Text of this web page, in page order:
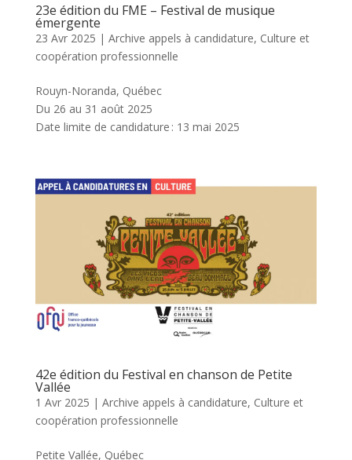
23e édition du FME – Festival de musique
émergente
23 Avr 2025 | Archive appels à candidature, Culture et
coopération professionnelle
Rouyn-Noranda, Québec
Du 26 au 31 août 2025
Date limite de candidature : 13 mai 2025
42e édition du Festival en chanson de Petite
Vallée
1 Avr 2025 | Archive appels à candidature, Culture et
coopération professionnelle
Petite Vallée, Québec